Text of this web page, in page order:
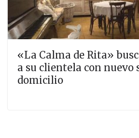
«La Calma de Rita»
a su clientela con nuevo
domicilio